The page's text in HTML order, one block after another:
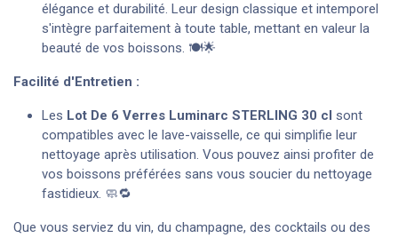
élégance et durabilité. Leur design classique et intemporel
s'intègre parfaitement à toute table, mettant en valeur la
beauté de vos boissons. 🍽️🌟
Facilité d'Entretien :
Les Lot De 6 Verres Luminarc STERLING 30 cl sont
compatibles avec le lave-vaisselle, ce qui simplifie leur
nettoyage après utilisation. Vous pouvez ainsi profiter de
vos boissons préférées sans vous soucier du nettoyage
fastidieux. 🧼🔁
Que vous serviez du vin, du champagne, des cocktails ou des